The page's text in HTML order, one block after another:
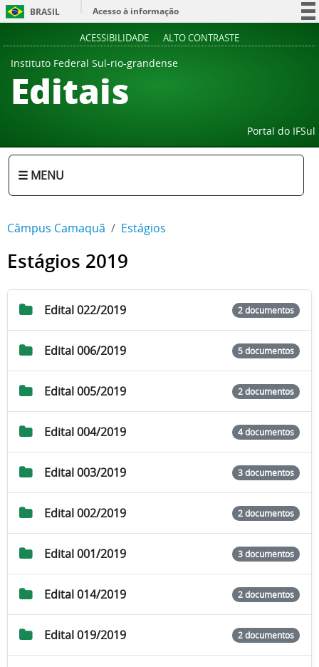
BRASIL
Acesso à informação
ACESSIBILIDADE ALTO CONTRASTE
Instituto Federal Sul-rio-grandense
Editais
Portal do IFSul
☰ MENU
Câmpus Camaquã Estágios
Estágios 2019
Edital 022/2019 2 documentos
Edital 006/2019 5 documentos
Edital 005/2019 2 documentos
Edital 004/2019 4 documentos
Edital 003/2019 3 documentos
Edital 002/2019 2 documentos
Edital 001/2019 3 documentos
Edital 014/2019 2 documentos
Edital 019/2019 2 documentos